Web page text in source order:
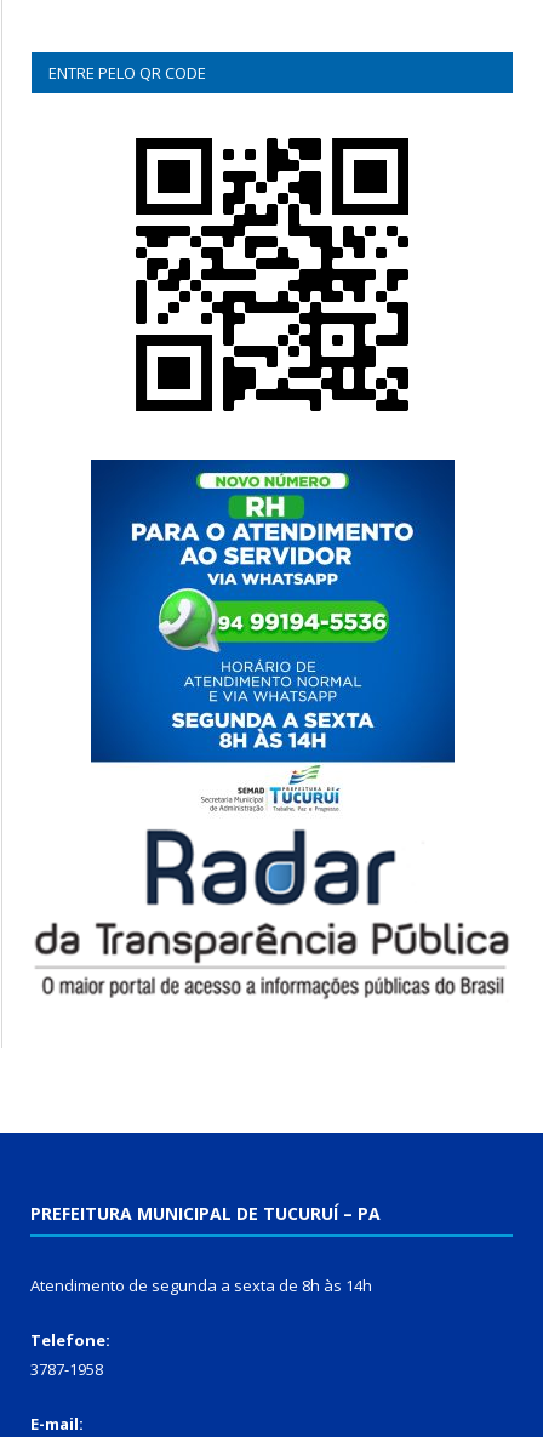
ENTRE PELO QR CODE
PREFEITURA MUNICIPAL DE TUCURUÍ – PA
Atendimento de segunda a sexta de 8h às 14h
Telefone:
3787-1958
E-mail: